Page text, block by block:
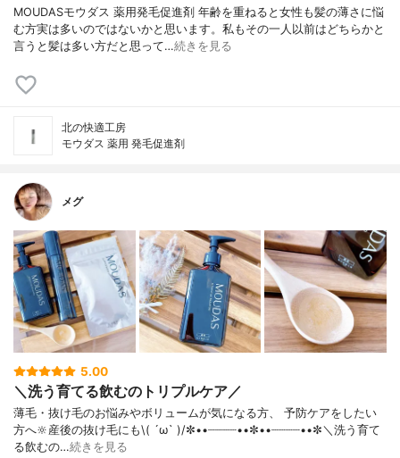
MOUDASモウダス 薬用発毛促進剤 年齢を重ねると女性も髪の薄さに悩
む方実は多いのではないかと思います。私もその一人以前はどちらかと
言うと髪は多い方だと思って…続きを見る
北の快適工房
モウダス 薬用 発毛促進剤
メグ
5.00
＼洗う育てる飲むのトリプルケア／
薄毛・抜け毛のお悩みやボリュームが気になる方、 予防ケアをしたい
方へ🔆産後の抜け毛にも\( ´ω` )/✼••┈┈┈┈••✼••┈┈┈┈••✼＼洗う育て
る飲むの…続きを見る